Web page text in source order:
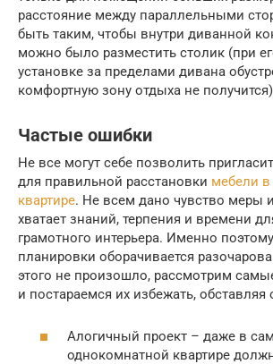
расстояние между параллельными
быть таким, чтобы внутри диванной
можно было разместить столик (при
установке за пределами дивана
комфортную зону отдыха не
Частые ошибки
Не все могут себе позволить
для правильной расстановки мебели
квартире. Не всем дано чувство меры
хватает знаний, терпения и времени
грамотного интерьера. Именно
планировки оборачивается
этого не произошло, рассмотрим
и постараемся их избежать, обставляя
Алогичный проект – даже в
однокомнатной квартире